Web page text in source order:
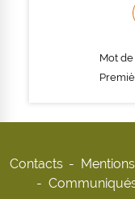
Mot
Contacts